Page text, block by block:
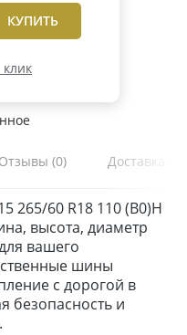
КУПИТЬ
Отзывы (0) Доставка и
265/60 R18 110 (B0)H
высота, диаметр
вашего
шины
с дорогой в
безопасность и